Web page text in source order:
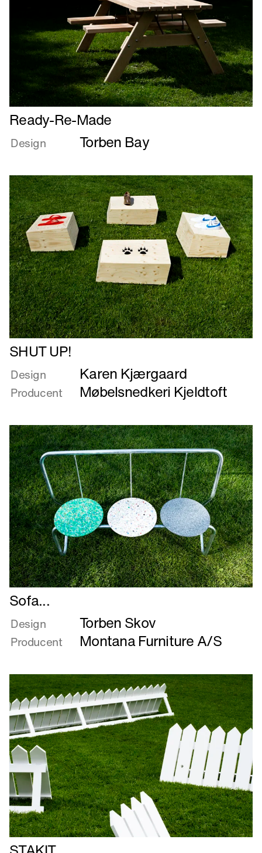
Læs
mere
om
Made
Ready-Re-Made
Design Torben Bay
Læs
mere
om
SHUT
UP!
SHUT UP!
Design Karen Kjærgaard
Producent Møbelsnedkeri Kjeldtoft
Læs
mere
om
Sofa...
Sofa...
Design Torben Skov
Producent Montana Furniture A/S
Læs